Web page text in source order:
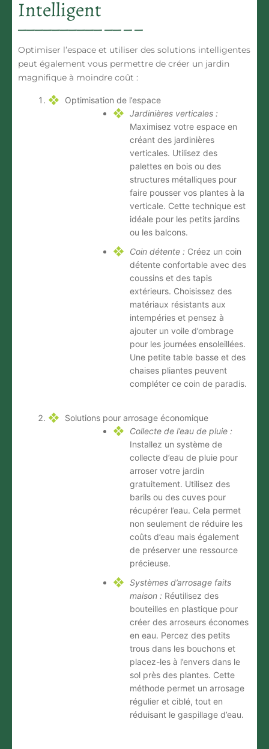
Intelligent
Optimiser l’espace et utiliser des solutions intelligentes
peut également vous permettre de créer un jardin
magnifique à moindre coût :
Optimisation de l’espace
Jardinières verticales :
Maximisez votre espace en
créant des jardinières
verticales. Utilisez des
palettes en bois ou des
structures métalliques pour
faire pousser vos plantes à la
verticale. Cette technique est
idéale pour les petits jardins
ou les balcons.
Coin détente : Créez un coin
détente confortable avec des
coussins et des tapis
extérieurs. Choisissez des
matériaux résistants aux
intempéries et pensez à
ajouter un voile d’ombrage
pour les journées ensoleillées.
Une petite table basse et des
chaises pliantes peuvent
compléter ce coin de paradis.
Solutions pour arrosage économique
Collecte de l’eau de pluie :
Installez un système de
collecte d’eau de pluie pour
arroser votre jardin
gratuitement. Utilisez des
barils ou des cuves pour
récupérer l’eau. Cela permet
non seulement de réduire les
coûts d’eau mais également
de préserver une ressource
précieuse.
Systèmes d’arrosage faits
maison : Réutilisez des
bouteilles en plastique pour
créer des arroseurs économes
en eau. Percez des petits
trous dans les bouchons et
placez-les à l’envers dans le
sol près des plantes. Cette
méthode permet un arrosage
régulier et ciblé, tout en
réduisant le gaspillage d’eau.